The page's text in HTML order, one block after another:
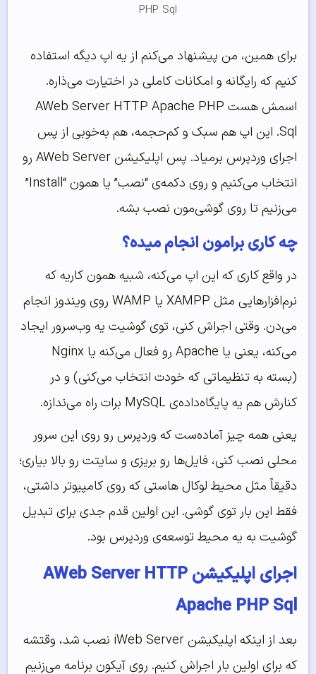
PHP Sql
برای همین، من پیشنهاد می‌کنم از یه اپ دیگه استفاده
کنیم که رایگانه و امکانات کاملی در اختیارت می‌ذاره.
اسمش هست AWeb Server HTTP Apache PHP
Sql. این اپ هم سبک و کم‌حجمه، هم به‌خوبی از پس
اجرای وردپرس برمیاد. پس اپلیکیشن AWeb Server رو
انتخاب می‌کنیم و روی دکمه‌ی “نصب” یا همون “Install”
می‌زنیم تا روی گوشی‌مون نصب بشه.
چه کاری برامون انجام میده؟
در واقع کاری که این اپ می‌کنه، شبیه همون کاریه که
نرم‌افزارهایی مثل XAMPP یا WAMP روی ویندوز انجام
می‌دن. وقتی اجراش کنی، توی گوشیت یه وب‌سرور ایجاد
می‌کنه، یعنی یا Apache رو فعال می‌کنه یا Nginx
(بسته به تنظیماتی که خودت انتخاب می‌کنی) و در
کنارش هم یه پایگاه‌داده‌ی MySQL برات راه می‌ندازه.
یعنی همه چیز آماده‌ست که وردپرس رو روی این سرور
محلی نصب کنی، فایل‌ها رو بریزی و سایتت رو بالا بیاری؛
دقیقاً مثل محیط لوکال هاستی که روی کامپیوتر داشتی،
فقط این بار توی گوشی. این اولین قدم جدی برای تبدیل
گوشیت به یه محیط توسعه‌ی وردپرس بود.
اجرای اپلیکیشن AWeb Server HTTP
Apache PHP Sql
بعد از اینکه اپلیکیشن iWeb Server نصب شد، وقتشه
که برای اولین بار اجراش کنیم. روی آیکون برنامه می‌زنیم